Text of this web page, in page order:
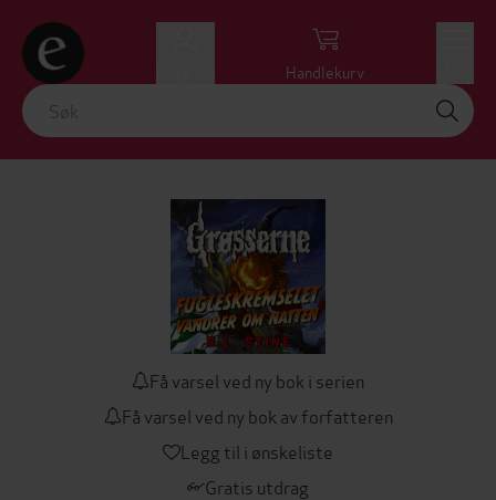
Handlekurv
Få varsel ved ny bok i serien
Få varsel ved ny bok av forfatteren
Legg til i ønskeliste
Gratis utdrag